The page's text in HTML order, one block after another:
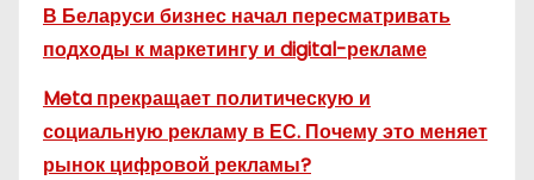
В Беларуси бизнес начал пересматривать
подходы к маркетингу и digital-рекламе
Meta прекращает политическую и
социальную рекламу в ЕС. Почему это меняет
рынок цифровой рекламы?